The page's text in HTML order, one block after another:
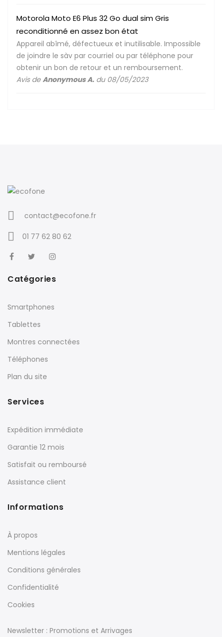
Motorola Moto E6 Plus 32 Go dual sim Gris
reconditionné en assez bon état
Appareil abîmé, défectueux et inutilisable. Impossible
de joindre le sàv par courriel ou par téléphone pour
obtenir un bon de retour et un remboursement.
Avis de Anonymous A. du 08/05/2023
contact@ecofone.fr
01 77 62 80 62
Catégories
Smartphones
Tablettes
Montres connectées
Téléphones
Plan du site
Services
Expédition immédiate
Garantie 12 mois
Satisfait ou remboursé
Assistance client
Informations
À propos
Mentions légales
Conditions générales
Confidentialité
Cookies
Newsletter : Promotions et Arrivages